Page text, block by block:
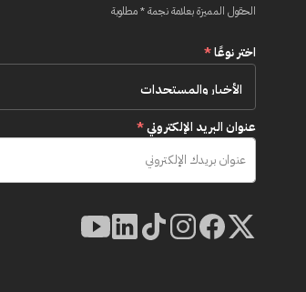
الحقول المميزة بعلامة نجمة * مطلوبة
اختر نوعًا*
عنوان البريد الإلكتروني*